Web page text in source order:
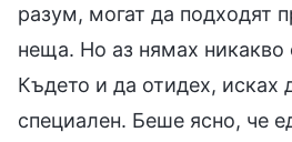
разум, могат да подходят
неща. Но аз нямах никакво
Където и да отидех, исках
специален. Беше ясно, че